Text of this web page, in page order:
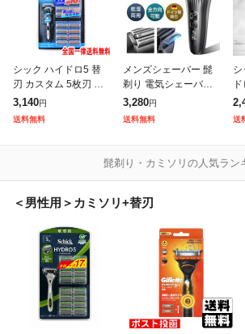
シック ハイドロ5 替
刃 カスタム 5枚刃 髭
剃り ホルダー1本+プ
ラス 替刃17個入 シッ
3,140円
送料無料
メンズシェーバー 髭
剃り 電気シェーバー
往復式 充電式 3段階
調節 乾湿両用 お風呂
3,280円
送料無料
シ
感
替
送
髭剃り・カミソリの人気ラン
＜男性用＞カミソリ+替刃